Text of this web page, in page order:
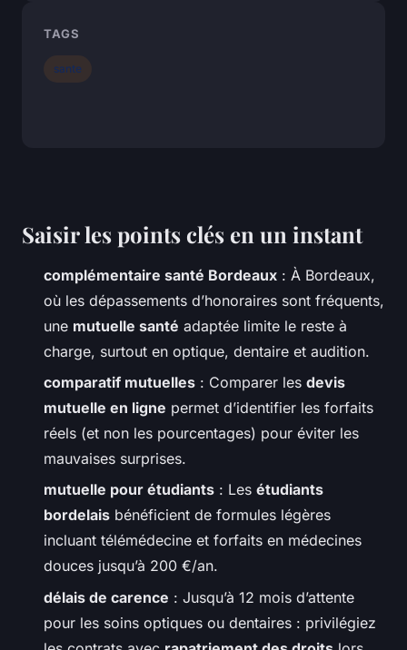
Saisir les points clés en un instant
complémentaire santé Bordeaux : À Bordeaux,
où les dépassements d’honoraires sont fréquents,
une mutuelle santé adaptée limite le reste à
charge, surtout en optique, dentaire et audition.
comparatif mutuelles : Comparer les devis
mutuelle en ligne permet d’identifier les forfaits
réels (et non les pourcentages) pour éviter les
mauvaises surprises.
mutuelle pour étudiants : Les étudiants
bordelais bénéficient de formules légères
incluant télémédecine et forfaits en médecines
douces jusqu’à 200 €/an.
délais de carence : Jusqu’à 12 mois d’attente
pour les soins optiques ou dentaires : privilégiez
TAGS
sante